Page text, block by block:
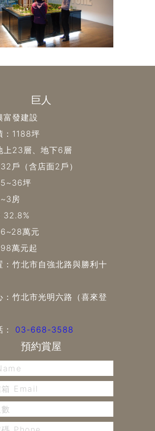
巨人
富發建設
：1188坪
上23層、地下6層
戶（含店面2戶）
坪
房
32.8%
萬元
萬元起
：竹北市自強北路與勝利十
：竹北市光明六路（喜來登
： 03-668-3588
預約賞屋